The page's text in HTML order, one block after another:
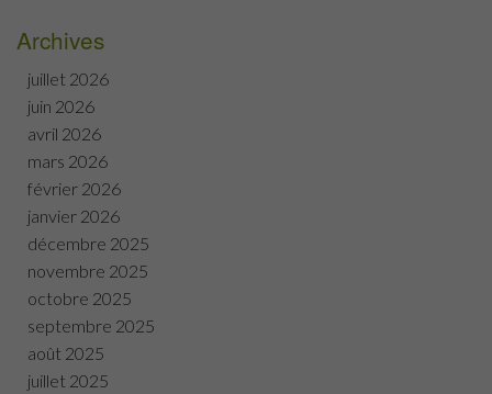
Archives
juillet 2026
juin 2026
avril 2026
mars 2026
février 2026
janvier 2026
décembre 2025
novembre 2025
octobre 2025
septembre 2025
août 2025
juillet 2025